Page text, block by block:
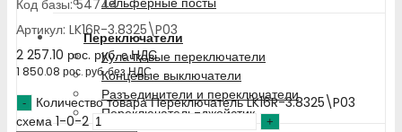
Переключатели
Кулачковые переключатели
Концевые выключатели
Разъединители и переключатели
Переключатель-джойстик
Код базы: 54744
Артикул: LK16R-3.8325\P03
2 257.10 рос. руб.с НДС
1 850.08 рос. руб.без НДС
Количество товара Переключатель LK16R-3.8325\P03
схема 1-0-2